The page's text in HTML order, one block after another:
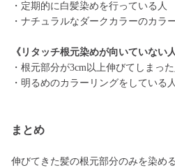
・定期的に白髪染めを行っている人
・ナチュラルなダークカラーのカラ
《リタッチ根元染めが向いていない人
・根元部分が3cm以上伸びてしまった
・明るめのカラーリングをしている人
まとめ
伸びてきた髪の根元部分のみを染め